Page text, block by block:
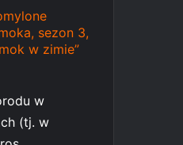
sezon 3,
w zimie”
w
(tj. w